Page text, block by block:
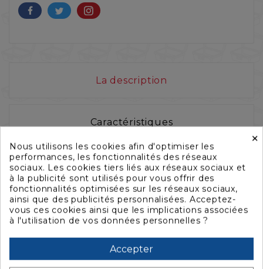
La description
Caractéristiques
Accessoires
Téléchargement
Légére, ultra résistante,
×
Nous utilisons les cookies afin d'optimiser les
performances, les fonctionnalités des réseaux
sociaux. Les cookies tiers liés aux réseaux sociaux et
à la publicité sont utilisés pour vous offrir des
fonctionnalités optimisées sur les réseaux sociaux,
ainsi que des publicités personnalisées. Acceptez-
vous ces cookies ainsi que les implications associées
à l'utilisation de vos données personnelles ?
Accepter